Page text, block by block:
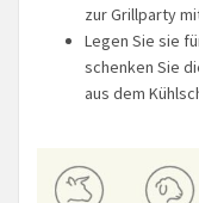
zur Grillparty
Legen Sie sie
schenken Sie
aus dem